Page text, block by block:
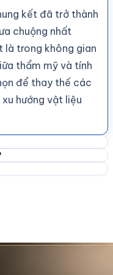
kết đã trở thành
chuộng nhất
trong không gian
thẩm mỹ và tính
để thay thế các
hướng vật liệu